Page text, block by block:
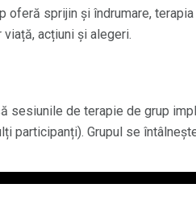
oferă sprijin și îndrumare,
acțiuni și alegeri.
sesiunile de terapie de grup
Grupul se